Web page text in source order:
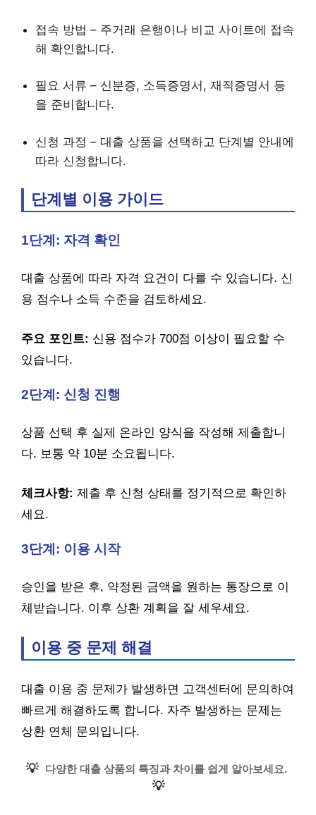
접속 방법 – 주거래 은행이나 비교 사이트에 접속
해 확인합니다.
필요 서류 – 신분증, 소득증명서, 재직증명서 등
을 준비합니다.
신청 과정 – 대출 상품을 선택하고 단계별 안내에
따라 신청합니다.
단계별 이용 가이드
1단계: 자격 확인
대출 상품에 따라 자격 요건이 다를 수 있습니다. 신
용 점수나 소득 수준을 검토하세요.
주요 포인트: 신용 점수가 700점 이상이 필요할 수
있습니다.
2단계: 신청 진행
상품 선택 후 실제 온라인 양식을 작성해 제출합니
다. 보통 약 10분 소요됩니다.
체크사항: 제출 후 신청 상태를 정기적으로 확인하
세요.
3단계: 이용 시작
승인을 받은 후, 약정된 금액을 원하는 통장으로 이
체받습니다. 이후 상환 계획을 잘 세우세요.
이용 중 문제 해결
대출 이용 중 문제가 발생하면 고객센터에 문의하여
빠르게 해결하도록 합니다. 자주 발생하는 문제는
상환 연체 문의입니다.
💡 다양한 대출 상품의 특징과 차이를 쉽게 알아보세요.
💡